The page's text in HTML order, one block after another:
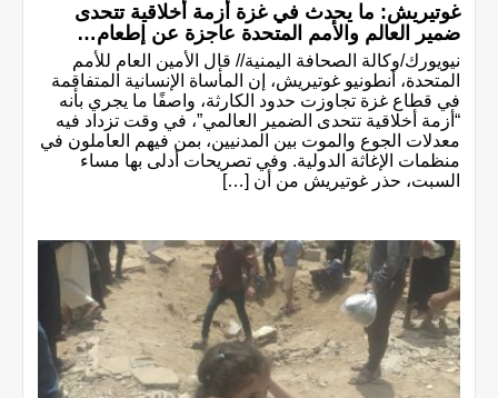
غوتيريش: ما يحدث في غزة أزمة أخلاقية تتحدى
ضمير العالم والأمم المتحدة عاجزة عن إطعام…
نيويورك/وكالة الصحافة اليمنية// قال الأمين العام للأمم
المتحدة، أنطونيو غوتيريش، إن المأساة الإنسانية المتفاقمة
في قطاع غزة تجاوزت حدود الكارثة، واصفًا ما يجري بأنه
“أزمة أخلاقية تتحدى الضمير العالمي”، في وقت تزداد فيه
معدلات الجوع والموت بين المدنيين، بمن فيهم العاملون في
منظمات الإغاثة الدولية. وفي تصريحات أدلى بها مساء
السبت، حذر غوتيريش من أن […]